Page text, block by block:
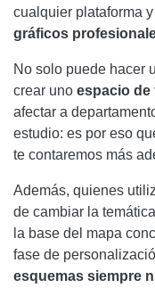
cualquier plataforma
gráficos
No solo puede hacer
crear uno espacio de
afectar a
estudio: es por eso
te contaremos más
Además, quienes
de cambiar la
la base del mapa
fase de
esquemas siempre